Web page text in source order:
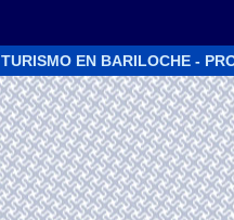
TURISMO EN BARILOCHE -